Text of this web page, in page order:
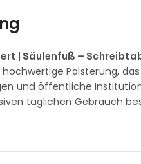
| Säulenfuß –
hochwertige Polsterung,
und öffentliche
täglichen Gebrauch